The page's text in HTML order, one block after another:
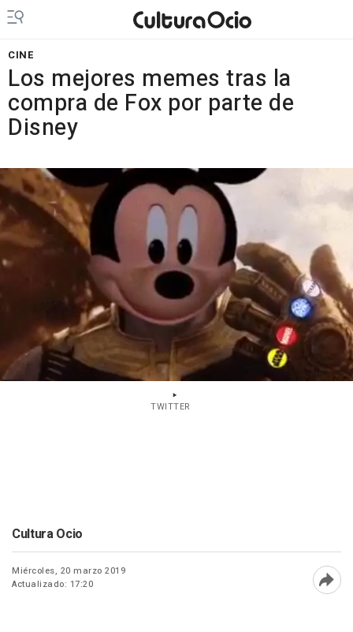
CINE
Los mejores memes tras la
compra de Fox por parte de
Disney
TWITTER
Cultura Ocio
Miércoles, 20 marzo 2019
Actualizado: 17:20